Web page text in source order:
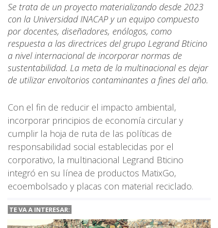
Se trata de un proyecto materializando desde 2023
con la Universidad INACAP y un equipo compuesto
por docentes, diseñadores, enólogos, como
respuesta a las directrices del grupo Legrand Bticino
a nivel internacional de incorporar normas de
sustentabilidad. La meta de la multinacional es dejar
de utilizar envoltorios contaminantes a fines del año.
Con el fin de reducir el impacto ambiental,
incorporar principios de economía circular y
cumplir la hoja de ruta de las políticas de
responsabilidad social establecidas por el
corporativo, la multinacional Legrand Bticino
integró en su línea de productos MatixGo,
ecoembolsado y placas con material reciclado.
TE VA A INTERESAR: